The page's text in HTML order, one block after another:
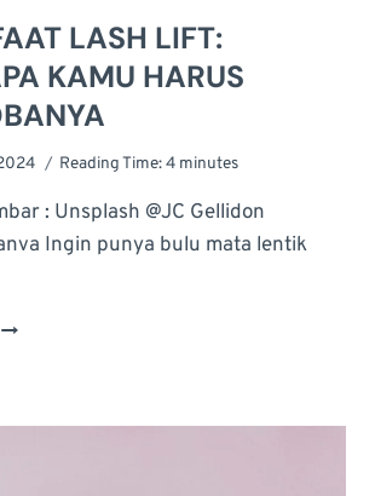
LASH LIFT:
KAMU HARUS
Reading Time:4 minutes
: Unsplash @JC Gellidon
Ingin punya bulu mata lentik
9